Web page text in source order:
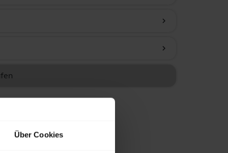
Über Cookies
chevron_right
chevron_right